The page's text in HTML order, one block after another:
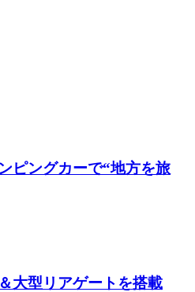
ピングカーで“地方を旅
大型リアゲートを搭載